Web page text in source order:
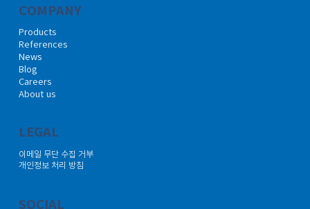
COMPANY
Products
References
News
Blog
Careers
About us
SOCIAL
LEGAL
이메일 무단 수집 거부
개인정보 처리 방침